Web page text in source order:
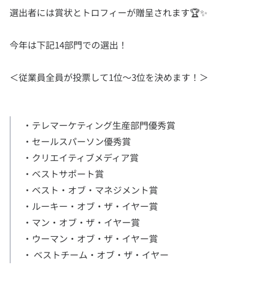
・テレマーケティング生産部門優秀賞
・セールスパーソン優秀賞
・クリエイティブメディア賞
・ベストサポート賞
・ベスト・オブ・マネジメント賞
・ルーキー・オブ・ザ・イヤー賞
・マン・オブ・ザ・イヤー賞
・ウーマン・オブ・ザ・イヤー賞
・ ベストチーム・オブ・ザ・イヤー